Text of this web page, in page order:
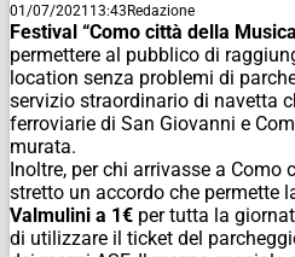
01/07/2021 13:43Redazione
Festival “Como città della
permettere al pubblico di
location senza problemi di
servizio straordinario di navetta
ferroviarie di San Giovanni e
murata.
Inoltre, per chi arrivasse a Como
stretto un accordo che permette
Valmulini a 1€ per tutta la
di utilizzare il ticket del